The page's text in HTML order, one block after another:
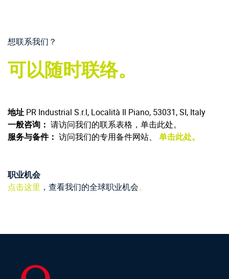
想联系我们？
可以随时联络。
地址 PR Industrial S.r.l, Località Il Piano, 53031, SI, Italy
一般咨询： 请访问我们的联系表格，单击此处。
服务与备件： 访问我们的专用备件网站、 单击此处。
职业机会
点击这里 ，查看我们的全球职业机会。